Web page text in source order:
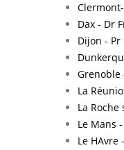
Dax - Dr
Dijon -
Grenoble
La
La Roche
Le Mans
Le HAvre